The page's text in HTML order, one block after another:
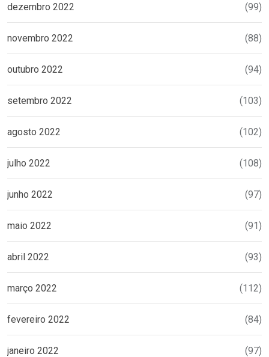
dezembro 2022 (99)
novembro 2022 (88)
outubro 2022 (94)
setembro 2022 (103)
agosto 2022 (102)
julho 2022 (108)
junho 2022 (97)
maio 2022 (91)
abril 2022 (93)
março 2022 (112)
fevereiro 2022 (84)
janeiro 2022 (97)